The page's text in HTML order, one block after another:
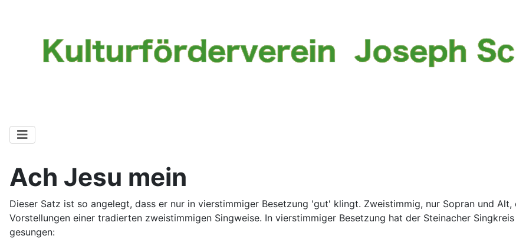
Ach Jesu mein
Dieser Satz ist so angelegt, dass er nur in vierstimmiger Besetzung 'gut' klingt. Zweistimmig, nur Sopran und
Vorstellungen einer tradierten zweistimmigen Singweise. In vierstimmiger Besetzung hat der Steinacher
gesungen: